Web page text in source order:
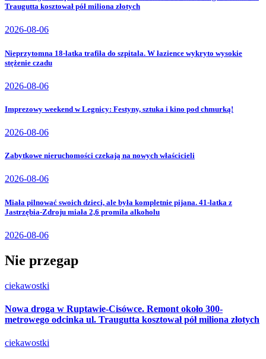
Traugutta kosztował pół miliona złotych
2026-08-06
Nieprzytomna 18-latka trafiła do szpitala. W łazience wykryto wysokie
stężenie czadu
2026-08-06
Imprezowy weekend w Legnicy: Festyny, sztuka i kino pod chmurką!
2026-08-06
Zabytkowe nieruchomości czekają na nowych właścicieli
2026-08-06
Miała pilnować swoich dzieci, ale była kompletnie pijana. 41-latka z
Jastrzębia-Zdroju miała 2,6 promila alkoholu
2026-08-06
Nie przegap
ciekawostki
Nowa droga w Ruptawie-Cisówce. Remont około 300-
metrowego odcinka ul. Traugutta kosztował pół miliona złotych
ciekawostki